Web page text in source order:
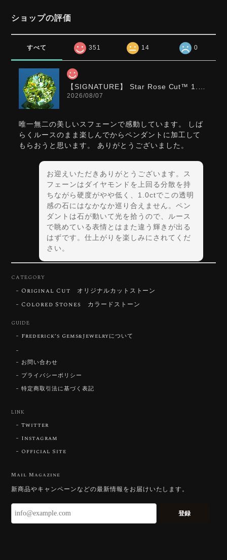
ショップの評価
すべて 351 14 0
2026/08/07
唯一無二の美しいスフェーンで感動しています。 しば
らくルースのまま楽しんでからペンダントに加工して
もらおうと思います。 ありがとうございました。
お迎えいただきありがとうございます。ス
フェーンはダイヤモンドを上回る分散を持
ちながら硬度がやや低く、1.0ctでこの透明
感の石にはなかなか巡り合えません。ペン
ダントは石が動いて光を拾うので、ルース
で眺めている表情とはまた違う輝きが出る
はずです。仕上がりを楽しみにされてくだ
さい。
2026/07/30
いです。 ウルウルとギラギラを一度に見ることができ
る不思議なカットだと感じました。強い煌めきだけで
CATEGORY
Original Cut オリジナルカットストーン
Colored Stones カラードストーン
GUIDE
Frederick’s Gems&Jewelryについて
お問い合わせ
プライバシーポリシー
特定商取引法に基づく表記
LINK
Twitter
Instagram
Official Site
Mail Magazine
新商品やキャンペーンなどの最新情報をお届けいたします。
登録